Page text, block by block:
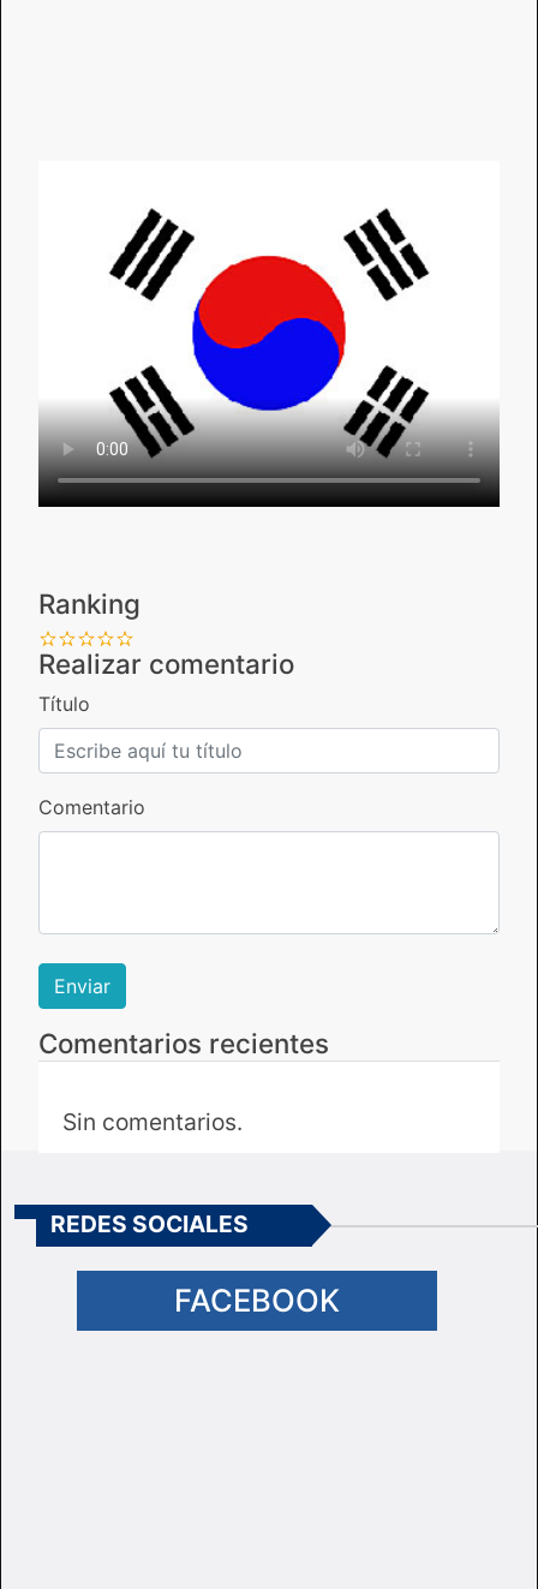
Ranking
Realizar comentario
Título
Comentario
Comentarios recientes
Sin comentarios.
REDES SOCIALES
FACEBOOK